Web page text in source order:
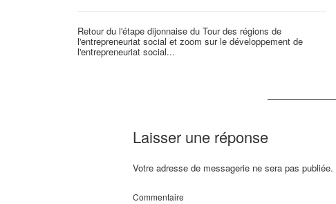
Retour du l'étape dijonnaise du Tour des régions de
l'entrepreneuriat social et zoom sur le développement de
l'entrepreneuriat social...
Laisser une réponse
Votre adresse de messagerie ne sera pas publiée.
Commentaire